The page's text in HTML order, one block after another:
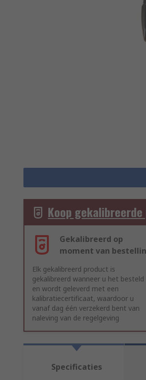
Koop
Gekalibreerd op
moment van
Elk gekalibreerd product is
gekalibreerd wanneer u het besteld
en wordt geleverd met een
kalibratiecertificaat, waardoor u
vanaf dag één verzekerd bent van
naleving van de regelgeving
Specificaties